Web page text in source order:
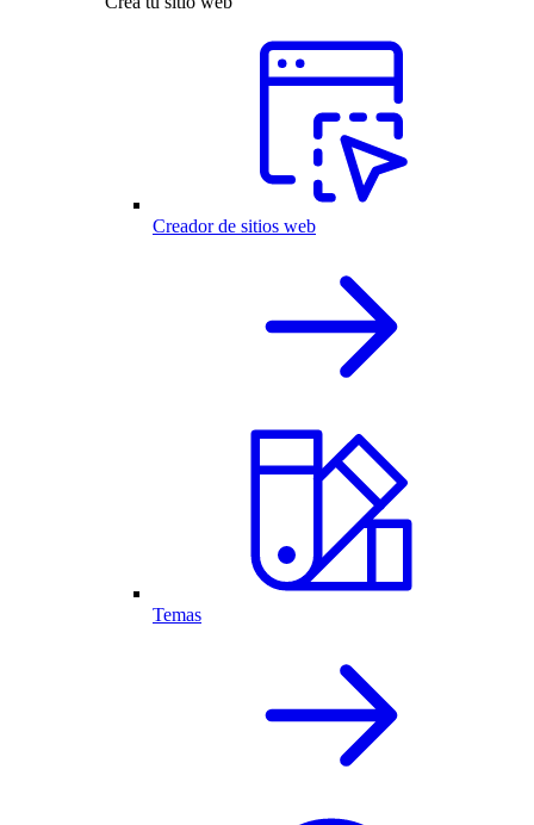
Creador de sitios web
Temas